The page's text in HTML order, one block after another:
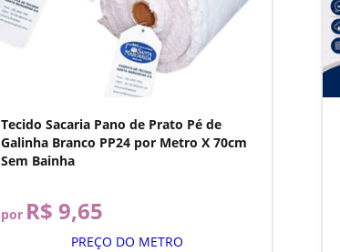
Tecido Sacaria Pano de Prato Pé de
Galinha Branco PP24 por Metro X 70cm
Sem Bainha
por R$ 9,65
PREÇO DO METRO